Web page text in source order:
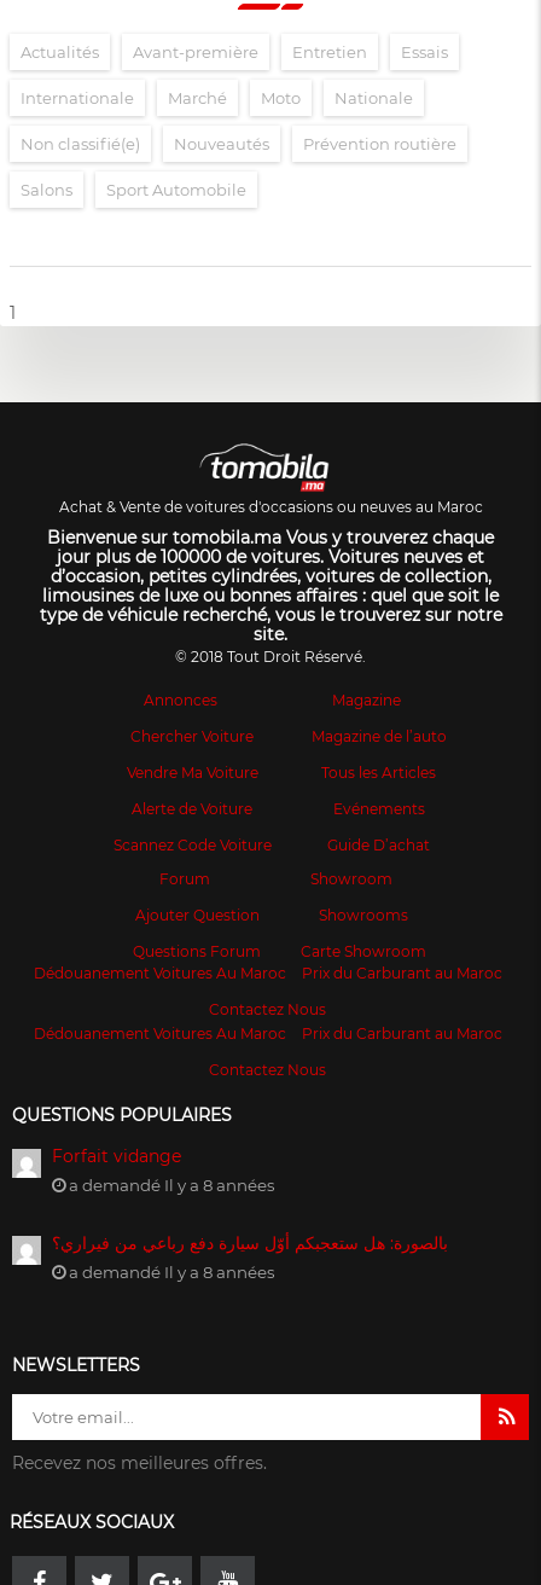
Actualités Avant-première Entretien Essais
Internationale Marché Moto Nationale
Non classifié(e) Nouveautés Prévention routière
Salons Sport Automobile
1
Achat & Vente de voitures d'occasions ou neuves au Maroc
Bienvenue sur tomobila.ma Vous y trouverez chaque
jour plus de 100000 de voitures. Voitures neuves et
d’occasion, petites cylindrées, voitures de collection,
limousines de luxe ou bonnes affaires : quel que soit le
type de véhicule recherché, vous le trouverez sur notre
site.
© 2018 Tout Droit Réservé.
Annonces
Chercher Voiture
Vendre Ma Voiture
Alerte de Voiture
Scannez Code Voiture
Magazine
Magazine de l’auto
Tous les Articles
Evénements
Guide D’achat
Forum
Ajouter Question
Questions Forum
Showroom
Showrooms
Carte Showroom
Dédouanement Voitures Au Maroc
Prix du Carburant au Maroc
Contactez Nous
Dédouanement Voitures Au Maroc
Prix du Carburant au Maroc
Contactez Nous
QUESTIONS POPULAIRES
Forfait vidange
a demandé Il y a 8 années
بالصورة: هل ستعجبكم أوّل سيارة دفع رباعي من فيراري؟
a demandé Il y a 8 années
NEWSLETTERS
Recevez nos meilleures offres.
RÉSEAUX SOCIAUX